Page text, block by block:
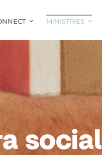
MINISTRIES
social